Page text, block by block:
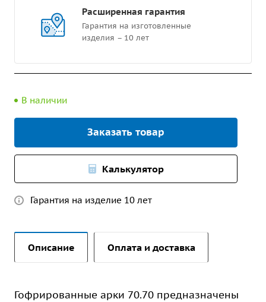
Расширенная гарантия
Гарантия на изготовленные
изделия – 10 лет
В наличии
Заказать товар
Калькулятор
Гарантия на изделие 10 лет
Описание Оплата и доставка
Гофрированные арки 70.70 предназначены